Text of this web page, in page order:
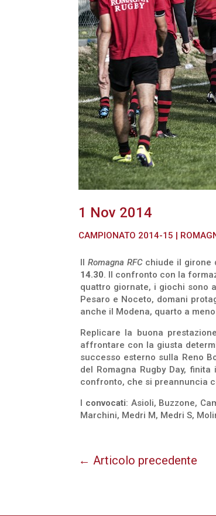
1 Nov 2014
CAMPIONATO 2014-15 |
Il Romagna RFC chiude il girone
14.30. Il confronto con la
quattro giornate, i giochi sono
Pesaro e Noceto, domani
anche il Modena, quarto a
Replicare la buona
affrontare con la giusta
successo esterno sulla Reno
del Romagna Rugby Day,
confronto, che si preannuncia
I convocati: Asioli, Buzzone,
Marchini, Medri M, Medri S,
←Articolo precedente